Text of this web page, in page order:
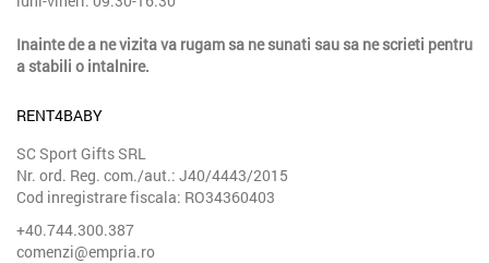
Inainte de a ne vizita va rugam sa ne sunati sau sa ne scrieti pentru
a stabili o intalnire.
RENT4BABY
SC Sport Gifts SRL
Nr. ord. Reg. com./aut.: J40/4443/2015
Cod inregistrare fiscala: RO34360403
+40.744.300.387
comenzi@empria.ro